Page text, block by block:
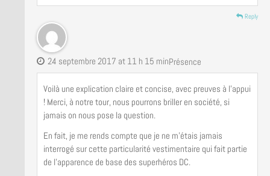
Reply
Présence
24 septembre 2017 at 11 h 15 min
Voilà une explication claire et concise, avec preuves à l’appui
! Merci, à notre tour, nous pourrons briller en société, si
jamais on nous pose la question.
En fait, je me rends compte que je ne m’étais jamais
interrogé sur cette particularité vestimentaire qui fait partie
de l’apparence de base des superhéros DC.